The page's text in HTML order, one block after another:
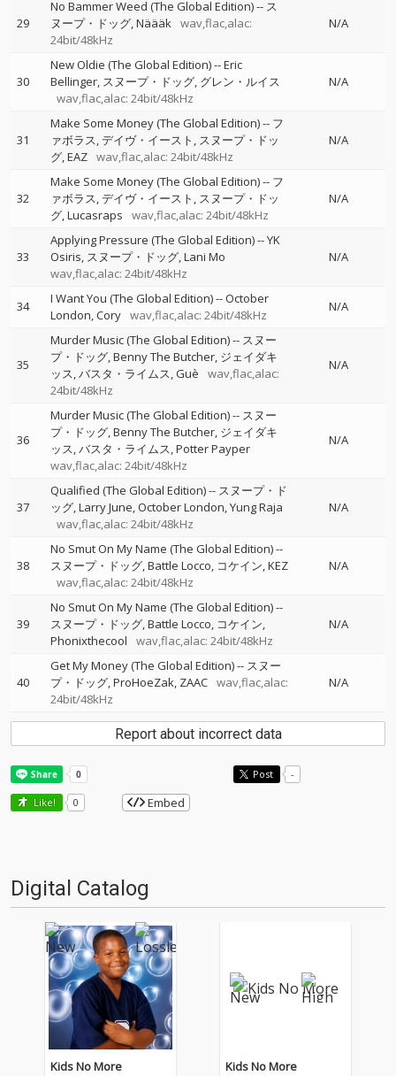
29
No Bammer Weed (The Global Edition)-- ス
ヌープ・ドッグ Näääk wav,flac,alac:
24bit/48kHz
N/A
30
New Oldie (The Global Edition)--Eric
Bellinger スヌープ・ドッグ グレン・ルイス
wav,flac,alac: 24bit/48kHz
N/A
31
Make Some Money (The Global Edition)-- フ
ァボラス デイヴ・イースト スヌープ・ドッ
グ EAZ wav,flac,alac: 24bit/48kHz
N/A
32
Make Some Money (The Global Edition)-- フ
ァボラス デイヴ・イースト スヌープ・ドッ
グ Lucasraps wav,flac,alac: 24bit/48kHz
N/A
33
Applying Pressure (The Global Edition)--YK
Osiris スヌープ・ドッグ Lani Mo
wav,flac,alac: 24bit/48kHz
N/A
34 I Want You (The Global Edition)--October
London Cory wav,flac,alac: 24bit/48kHz
N/A
35
Murder Music (The Global Edition)-- スヌー
プ・ドッグ Benny The Butcher ジェイダキ
ッス バスタ・ライムス Guè
wav,flac,alac:
24bit/48kHz
N/A
36
Murder Music (The Global Edition)-- スヌー
プ・ドッグ Benny The Butcher ジェイダキ
ッス バスタ・ライムス Potter Payper
wav,flac,alac: 24bit/48kHz
N/A
37
Qualified (The Global Edition)-- スヌープ・ド
ッグ Larry June October London Yung Raja
wav,flac,alac: 24bit/48kHz
N/A
38
No Smut On My Name (The Global Edition)--
スヌープ・ドッグ Battle Locco コケイン KEZ
wav,flac,alac: 24bit/48kHz
N/A
39
No Smut On My Name (The Global Edition)--
スヌープ・ドッグ Battle Locco コケイン
Phonixthecool
wav,flac,alac: 24bit/48kHz
N/A
40
Get My Money (The Global Edition)-- スヌー
プ・ドッグ ProHoeZak ZAAC wav,flac,alac:
24bit/48kHz
N/A
Report about incorrect data
Post -
Like! 0 Embed
Digital Catalog
Kids No More Kids No More